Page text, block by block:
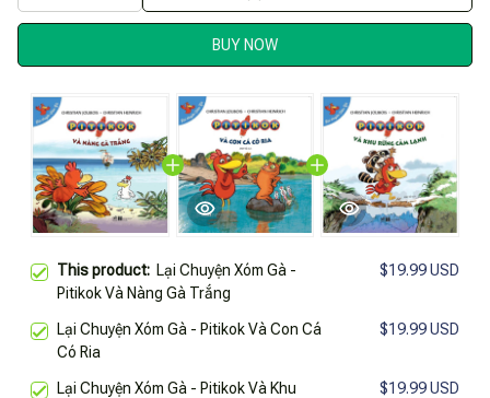
BUY NOW
This product: Lại Chuyện Xóm Gà -
Pitikok Và Nàng Gà Trắng
$19.99 USD
Lại Chuyện Xóm Gà - Pitikok Và Con Cá
Có Ria
$19.99 USD
Lại Chuyện Xóm Gà - Pitikok Và Khu
$19.99 USD